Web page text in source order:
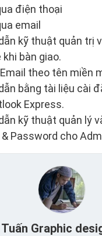
điện thoại
email
kỹ thuật quản trị
bàn giao.
theo tên miền
bằng tài liệu cài
Express.
kỹ thuật quản lý
Password cho
Tuấn Graphic